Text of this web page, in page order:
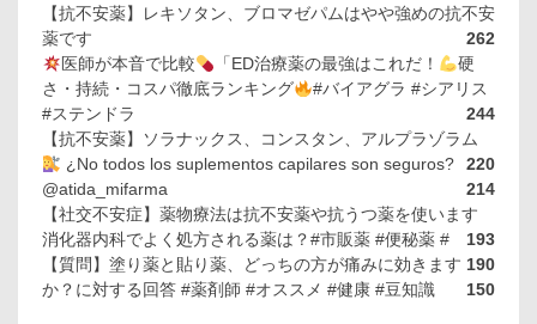
【抗不安薬】レキソタン、ブロマゼパムはやや強めの抗不安
薬です
262
医師が本音で比較
「ED治療薬の最強はこれだ！
硬
さ・持続・コスパ徹底ランキング
#バイアグラ #シアリス
#ステンドラ
244
【抗不安薬】ソラナックス、コンスタン、アルプラゾラム
220
¿No todos los suplementos capilares son seguros?
@atida_mifarma
214
【社交不安症】薬物療法は抗不安薬や抗うつ薬を使います
193
消化器内科でよく処方される薬は？#市販薬 #便秘薬 #
190
【質問】塗り薬と貼り薬、どっちの方が痛みに効きます
か？に対する回答 #薬剤師 #オススメ #健康 #豆知識
150